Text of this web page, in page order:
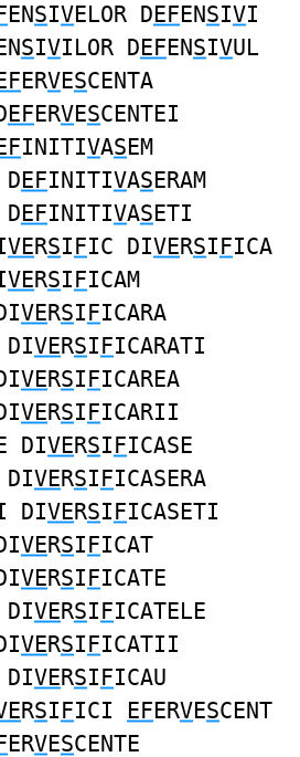
ENSIVELOR DEFENSIVI
SIVILOR DEFENSIVUL
ERVESCENTA
EFERVESCENTEI
INITIVASEM
DEFINITIVASERAM
EFINITIVASETI
VERSIFIC DIVERSIFICA
VERSIFICAM
VERSIFICARA
DIVERSIFICARATI
VERSIFICAREA
VERSIFICARII
DIVERSIFICASE
DIVERSIFICASERA
DIVERSIFICASETI
VERSIFICAT
VERSIFICATE
DIVERSIFICATELE
VERSIFICATII
DIVERSIFICAU
RSIFICI EFERVESCENT
ERVESCENTE